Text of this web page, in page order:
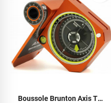
Boussole Brunton Axis Transit Orange